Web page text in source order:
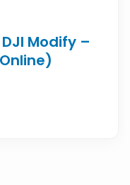
Modify –